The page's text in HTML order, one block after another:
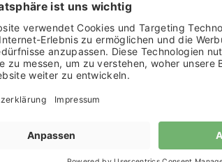
in überbetrieblichen Kursen
stufengerecht, führen
ihre Arbeit und bringen sich im